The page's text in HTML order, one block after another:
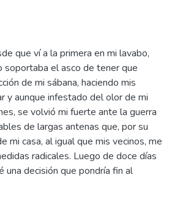
que ví a la primera en mi lavabo,
soportaba el asco de tener que
de mi sábana, haciendo mis
y aunque infestado del olor de mi
se volvió mi fuerte ante la guerra
de largas antenas que, por su
mi casa, al igual que mis vecinos, me
radicales. Luego de doce días
decisión que pondría fin al